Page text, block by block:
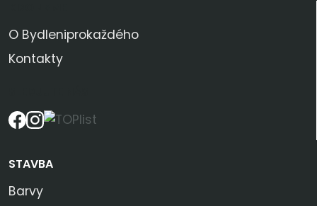
O Bydleniprokaždého
Kontakty
STAVBA
Barvy